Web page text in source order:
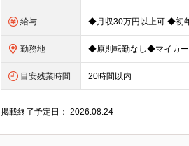
給与
勤務地
目安残業時間 20時間以内
掲載終了予定日：2026.08.24